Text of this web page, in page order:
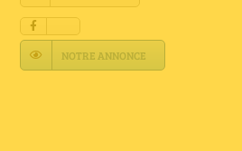
Contact
NOTRE ANNONCE